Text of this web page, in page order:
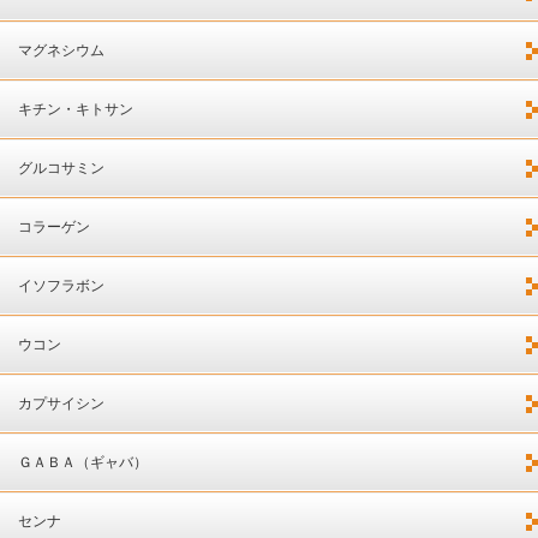
マグネシウム
キチン・キトサン
グルコサミン
コラーゲン
イソフラボン
ウコン
カプサイシン
ＧＡＢＡ（ギャバ）
センナ